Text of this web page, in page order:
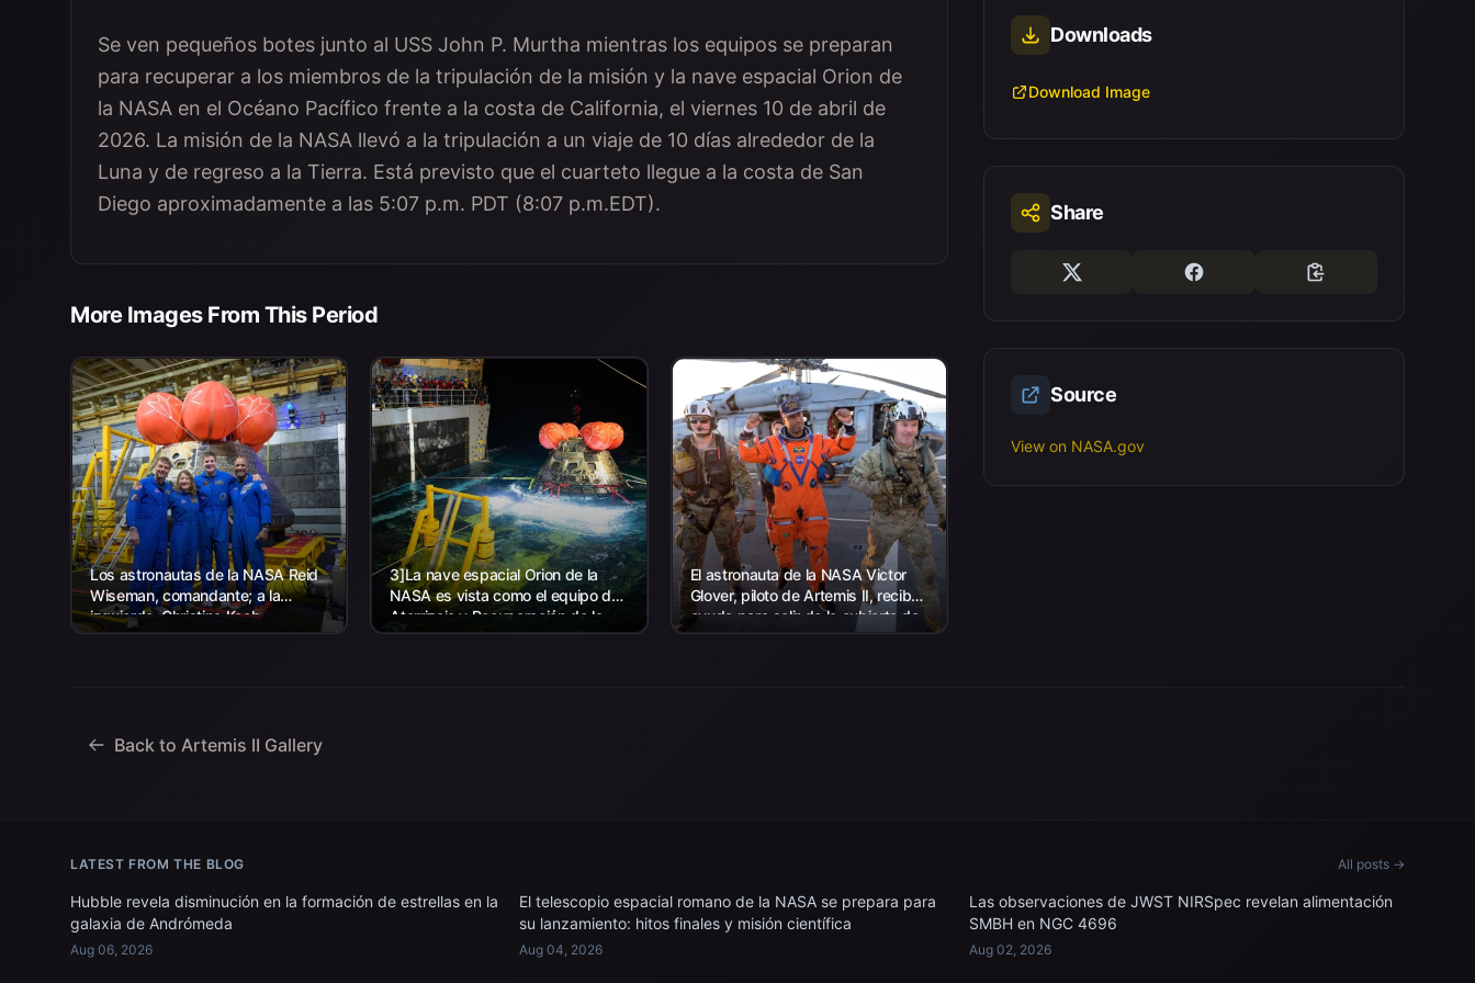
Se ven pequeños botes junto al USS John P. Murtha mientras los equipos se preparan
para recuperar a los miembros de la tripulación de la misión y la nave espacial Orion de
la NASA en el Océano Pacífico frente a la costa de California, el viernes 10 de abril de
2026. La misión de la NASA llevó a la tripulación a un viaje de 10 días alrededor de la
Luna y de regreso a la Tierra. Está previsto que el cuarteto llegue a la costa de San
Diego aproximadamente a las 5:07 p.m. PDT (8:07 p.m.EDT).
More Images From This Period
Los astronautas de la NASA Reid
Wiseman, comandante; a la
izquierda, Christina Koch,
especialista en misión; el
3]La nave espacial Orion de la
NASA es vista como el equipo de
Aterrizaje y Recuperación de la
agencia, junto con el personal de
El astronauta de la NASA Victor
Glover, piloto de Artemis II, recibe
ayuda para salir de la cubierta de
vuelo después de llegar a bordo
Downloads
Download Image
Share
Source
View on NASA.gov
Back to Artemis II Gallery
LATEST FROM THE BLOG All posts →
Hubble revela disminución en la formación de estrellas en la
galaxia de Andrómeda
Aug 06, 2026
El telescopio espacial romano de la NASA se prepara para
su lanzamiento: hitos finales y misión científica
Aug 04, 2026
Las observaciones de JWST NIRSpec revelan alimentación
SMBH en NGC 4696
Aug 02, 2026